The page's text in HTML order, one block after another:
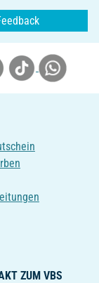
ZUM VBS